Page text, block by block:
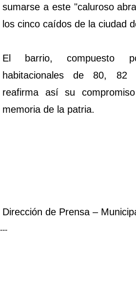
sumarse a este "caluroso
los cinco caídos de la ciudad
El barrio, compuesto
habitacionales de 80, 82
reafirma así su
memoria de la patria.
Dirección de Prensa –
---